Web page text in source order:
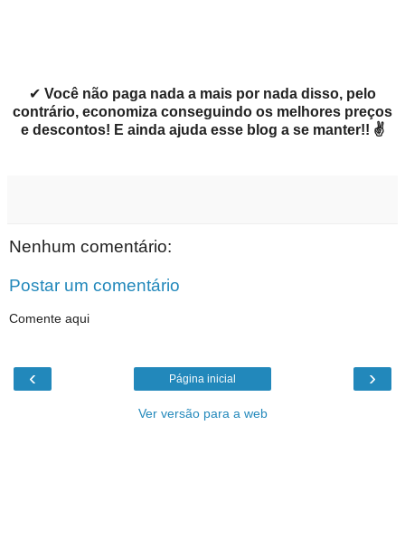
✔ Você não paga nada a mais por nada disso, pelo
contrário, economiza conseguindo os melhores preços
e descontos! E ainda ajuda esse blog a se manter!! ✌
Nenhum comentário:
Postar um comentário
Comente aqui
‹ ›
Página inicial
Ver versão para a web